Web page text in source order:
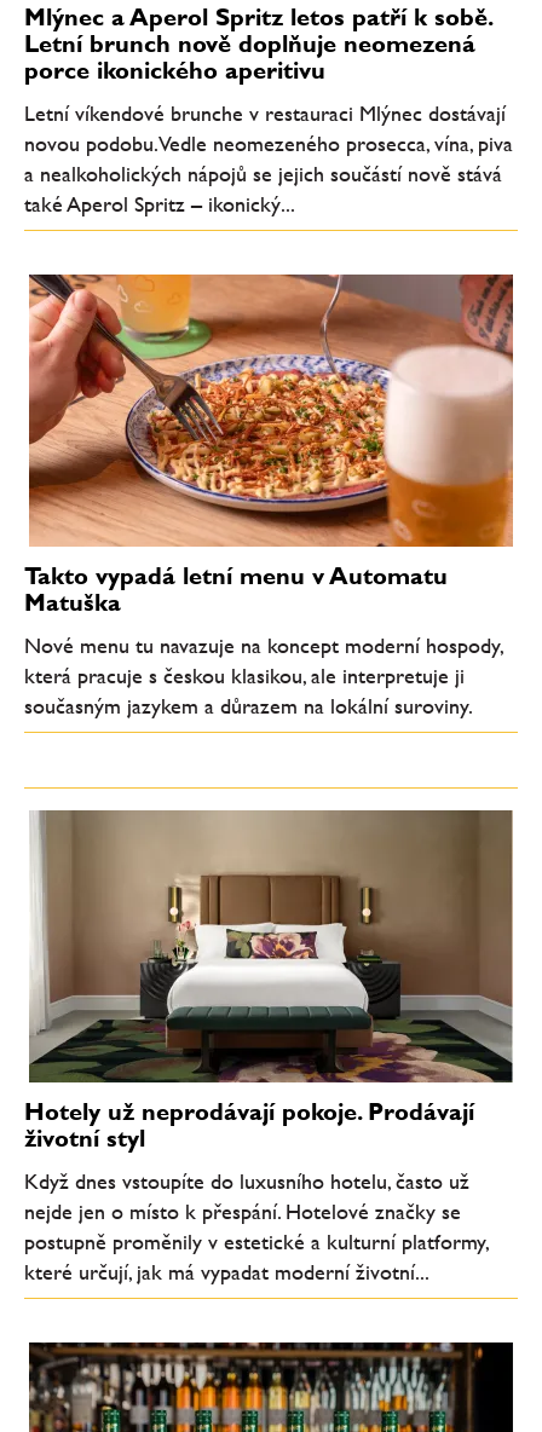
Mlýnec a Aperol Spritz letos patří k sobě.
Letní brunch nově doplňuje neomezená
porce ikonického aperitivu
Letní víkendové brunche v restauraci Mlýnec dostávají
novou podobu. Vedle neomezeného prosecca, vína, piva
a nealkoholických nápojů se jejich součástí nově stává
také Aperol Spritz – ikonický...
Takto vypadá letní menu v Automatu
Matuška
Nové menu tu navazuje na koncept moderní hospody,
která pracuje s českou klasikou, ale interpretuje ji
současným jazykem a důrazem na lokální suroviny.
Hotely už neprodávají pokoje. Prodávají
životní styl
Když dnes vstoupíte do luxusního hotelu, často už
nejde jen o místo k přespání. Hotelové značky se
postupně proměnily v estetické a kulturní platformy,
které určují, jak má vypadat moderní životní...